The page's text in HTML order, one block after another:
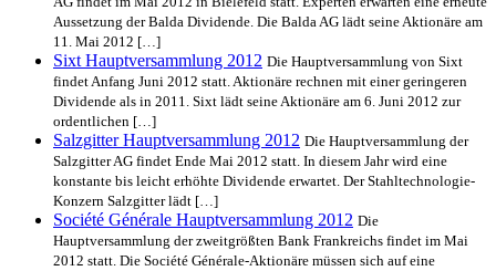
Aussetzung der Balda Dividende. Die Balda AG lädt seine Aktionäre am
11. Mai 2012 […]
Sixt Hauptversammlung 2012 Die Hauptversammlung von Sixt
findet Anfang Juni 2012 statt. Aktionäre rechnen mit einer geringeren
Dividende als in 2011. Sixt lädt seine Aktionäre am 6. Juni 2012 zur
ordentlichen […]
Salzgitter Hauptversammlung 2012 Die Hauptversammlung der
Salzgitter AG findet Ende Mai 2012 statt. In diesem Jahr wird eine
konstante bis leicht erhöhte Dividende erwartet. Der Stahltechnologie-
Konzern Salzgitter lädt […]
Société Générale Hauptversammlung 2012 Die
Hauptversammlung der zweitgrößten Bank Frankreichs findet im Mai
2012 statt. Die Société Générale-Aktionäre müssen sich auf eine